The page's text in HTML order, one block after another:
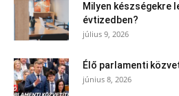
Milyen készségekre
évtizedben?
július 9, 2026
Élő parlamenti
június 8, 2026